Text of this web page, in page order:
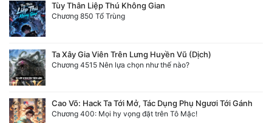
Tùy Thân Liệp Thú Không Gian
Chương 850 Tổ Trùng
Ta Xây Gia Viên Trên Lưng Huyền Vũ (Dịch)
Chương 4515 Nên lựa chọn như thế nào?
Cao Võ: Hack Ta Tới Mở, Tác Dụng Phụ Ngươi Tới Gánh
Chương 400: Mọi hy vọng đặt trên Tô Mặc!